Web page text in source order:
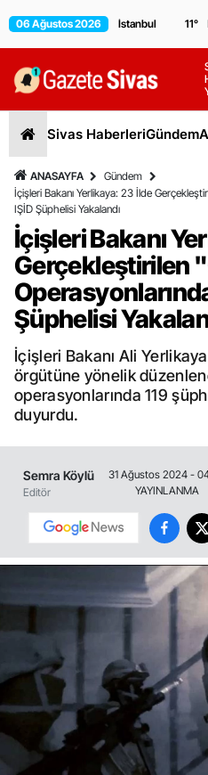
06 Ağustos 2026 11°
Sivas HaberleriGündem
ANASAYFA
Gündem
İçişleri Bakanı Yerlikaya: 23 İlde
IŞİD Şüphelisi Yakalandı
İçişleri Bakanı
Gerçekleştirilen
Şüphelisi
İçişleri Bakanı Ali
örgütüne yönelik
operasyonlarında 119
duyurdu.
Semra Köylü
Editör
31 Ağustos 2024 -
YAYINLANMA